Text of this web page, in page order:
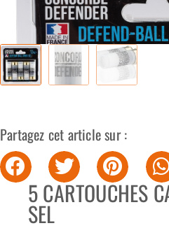
Partagez cet article sur :
5 CARTOUCHES
SEL